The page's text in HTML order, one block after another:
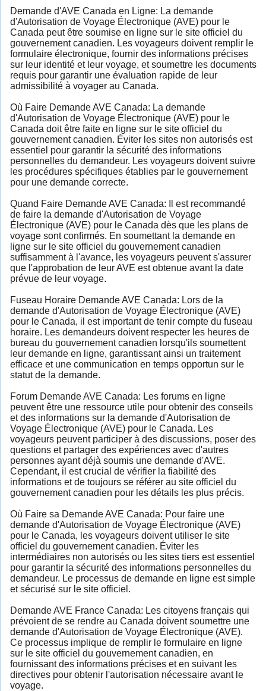
Demande d'AVE Canada en Ligne: La demande
d'Autorisation de Voyage Électronique (AVE) pour le
Canada peut être soumise en ligne sur le site officiel du
gouvernement canadien. Les voyageurs doivent remplir le
formulaire électronique, fournir des informations précises
sur leur identité et leur voyage, et soumettre les documents
requis pour garantir une évaluation rapide de leur
admissibilité à voyager au Canada.
Où Faire Demande AVE Canada: La demande
d'Autorisation de Voyage Électronique (AVE) pour le
Canada doit être faite en ligne sur le site officiel du
gouvernement canadien. Éviter les sites non autorisés est
essentiel pour garantir la sécurité des informations
personnelles du demandeur. Les voyageurs doivent suivre
les procédures spécifiques établies par le gouvernement
pour une demande correcte.
Quand Faire Demande AVE Canada: Il est recommandé
de faire la demande d'Autorisation de Voyage
Électronique (AVE) pour le Canada dès que les plans de
voyage sont confirmés. En soumettant la demande en
ligne sur le site officiel du gouvernement canadien
suffisamment à l'avance, les voyageurs peuvent s'assurer
que l'approbation de leur AVE est obtenue avant la date
prévue de leur voyage.
Fuseau Horaire Demande AVE Canada: Lors de la
demande d'Autorisation de Voyage Électronique (AVE)
pour le Canada, il est important de tenir compte du fuseau
horaire. Les demandeurs doivent respecter les heures de
bureau du gouvernement canadien lorsqu'ils soumettent
leur demande en ligne, garantissant ainsi un traitement
efficace et une communication en temps opportun sur le
statut de la demande.
Forum Demande AVE Canada: Les forums en ligne
peuvent être une ressource utile pour obtenir des conseils
et des informations sur la demande d'Autorisation de
Voyage Électronique (AVE) pour le Canada. Les
voyageurs peuvent participer à des discussions, poser des
questions et partager des expériences avec d'autres
personnes ayant déjà soumis une demande d'AVE.
Cependant, il est crucial de vérifier la fiabilité des
informations et de toujours se référer au site officiel du
gouvernement canadien pour les détails les plus précis.
Où Faire sa Demande AVE Canada: Pour faire une
demande d'Autorisation de Voyage Électronique (AVE)
pour le Canada, les voyageurs doivent utiliser le site
officiel du gouvernement canadien. Éviter les
intermédiaires non autorisés ou les sites tiers est essentiel
pour garantir la sécurité des informations personnelles du
demandeur. Le processus de demande en ligne est simple
et sécurisé sur le site officiel.
Demande AVE France Canada: Les citoyens français qui
prévoient de se rendre au Canada doivent soumettre une
demande d'Autorisation de Voyage Électronique (AVE).
Ce processus implique de remplir le formulaire en ligne
sur le site officiel du gouvernement canadien, en
fournissant des informations précises et en suivant les
directives pour obtenir l'autorisation nécessaire avant le
voyage.